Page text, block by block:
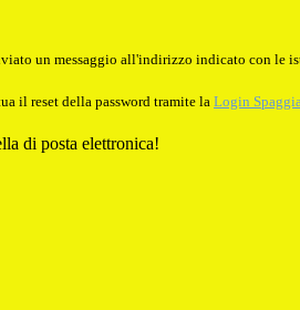
un messaggio all'indirizzo indicato con le
il reset della password tramite la Login
di posta elettronica!